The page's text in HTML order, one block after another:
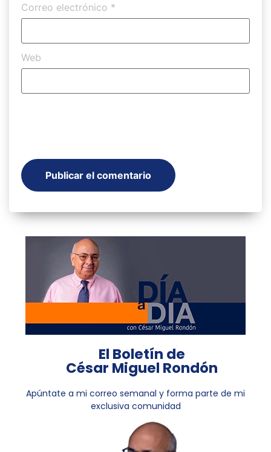
Correo electrónico *
Web
El Boletín de
César Miguel Rondón
Apúntate a mi correo semanal y forma parte de mi
exclusiva comunidad